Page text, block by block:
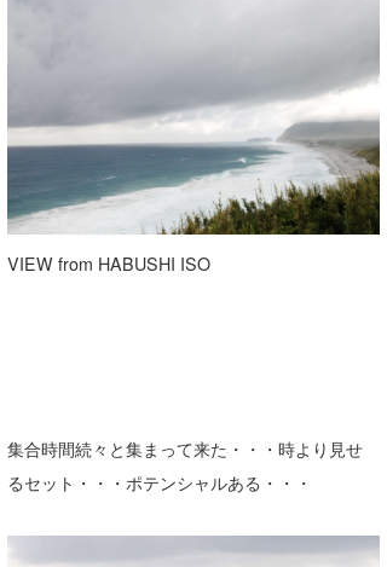
VIEW from HABUSHI ISO
集合時間続々と集まって来た・・・時より見せ
るセット・・・ポテンシャルある・・・